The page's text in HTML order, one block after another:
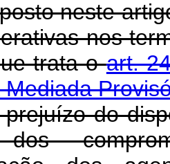
neste
nos
trata oart.
do